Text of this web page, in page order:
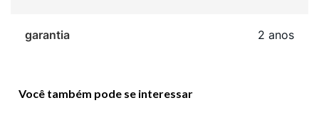
garantia 2 anos
Você também pode se interessar